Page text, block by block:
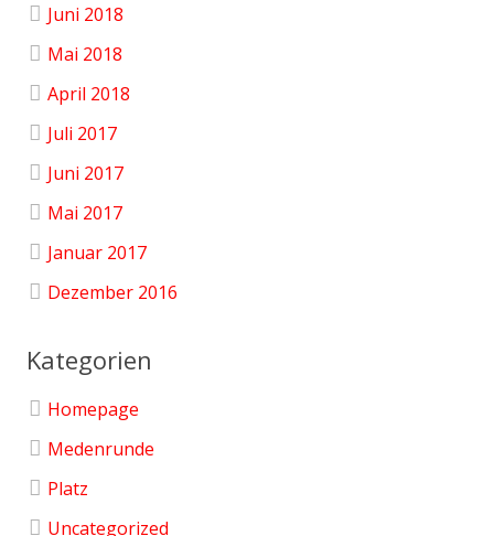
Juni 2018
Mai 2018
April 2018
Juli 2017
Juni 2017
Mai 2017
Januar 2017
Dezember 2016
Kategorien
Homepage
Medenrunde
Platz
Uncategorized